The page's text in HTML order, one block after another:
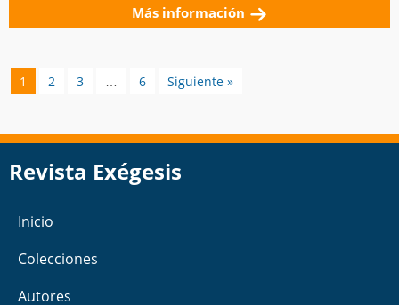
Más información
1 2 3 … 6 Siguiente »
Revista Exégesis
Inicio
Colecciones
Autores